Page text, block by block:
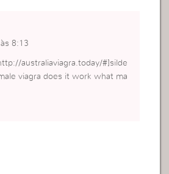
8:13
australiaviagra.today/#]silde
viagra does it work what ma